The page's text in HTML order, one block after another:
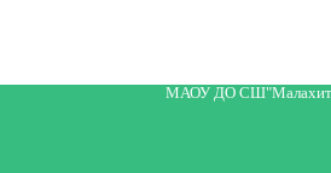
МАОУ ДО